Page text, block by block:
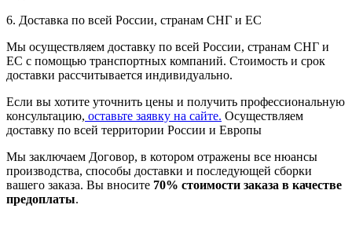
6. Доставка по всей России, странам СНГ и ЕС
Мы осуществляем доставку по всей России, странам СНГ и
ЕС с помощью транспортных компаний. Стоимость и срок
доставки рассчитывается индивидуально.
Если вы хотите уточнить цены и получить профессиональную
консультацию, оставьте заявку на сайте. Осуществляем
доставку по всей территории России и Европы
Мы заключаем Договор, в котором отражены все нюансы
производства, способы доставки и последующей сборки
вашего заказа. Вы вносите 70% стоимости заказа в качестве
предоплаты.